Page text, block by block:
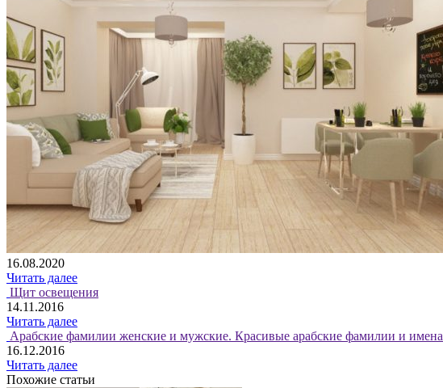
16.08.2020
Читать далее
Щит освещения
14.11.2016
Читать далее
Арабские фамилии женские и мужские. Красивые арабские фамилии и имена
16.12.2016
Читать далее
Похожие статьи